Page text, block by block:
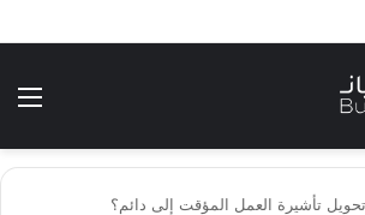
تأشيرة العمل المؤقت إلى دائم؟